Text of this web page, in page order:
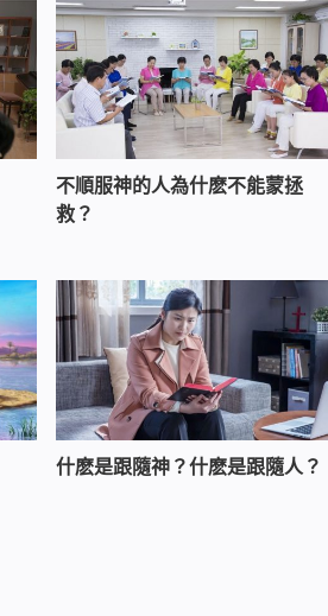
不順服神的人為什麽不能蒙拯
救？
什麽是跟隨神？什麽是跟隨人？